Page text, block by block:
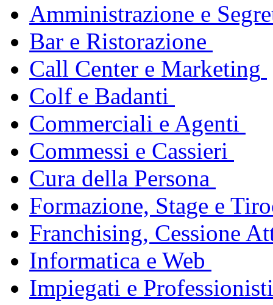
Amministrazione e
Bar e Ristorazione
Call Center e Marketing
Colf e Badanti
Commerciali e Agenti
Commessi e Cassieri
Cura della Persona
Formazione, Stage e
Franchising, Cessione
Informatica e Web
Impiegati e Professionisti